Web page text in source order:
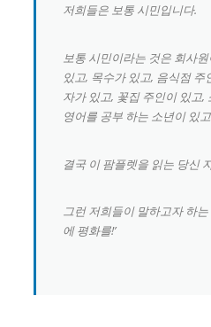
저희들은 보통 시민입니다.
보통 시민이라는 것은 회사
있고, 목수가 있고, 음식점
자가 있고, 꽃집 주인이 있고,
영어를 공부 하는 소년이 있고
결국 이 팜플렛을 읽는 당신
그런 저희들이 말하고자 하는
에 평화를!’